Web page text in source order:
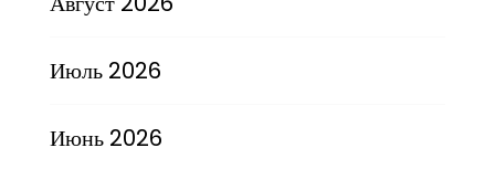
Июль 2026
Июнь 2026